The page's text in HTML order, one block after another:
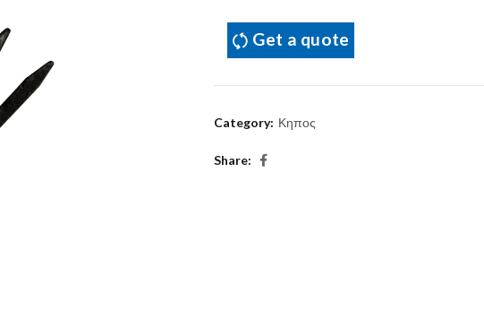
Get a quote
Category: Κηπος
Share